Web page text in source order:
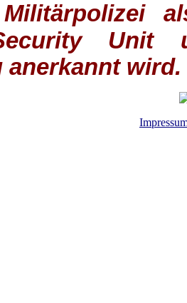
Militärpolizei
Unit
anerkannt wird.